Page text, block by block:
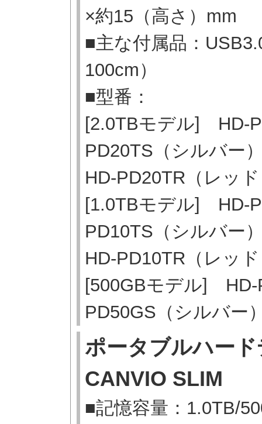
×約15（高さ）mm
■主な付属品：
100cm）
■型番：
[2.0TBモデル] HD-
PD20TS（シルバー
HD-PD20TR（レッ
[1.0TBモデル] HD-
PD10TS（シルバー
HD-PD10TR（レッ
[500GBモデル] HD-
PD50GS（シルバー
ポータブルハー
CANVIO SLIM
■記憶容量：1.0TB/